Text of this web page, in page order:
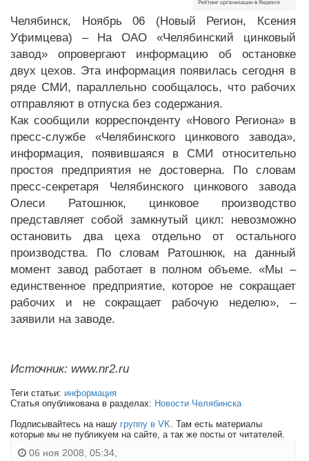
Челябинск, Ноябрь 06 (Новый Регион, Ксения
Уфимцева) – На ОАО «Челябинский цинковый
завод» опровергают информацию об остановке
двух цехов. Эта информация появилась сегодня в
ряде СМИ, параллельно сообщалось, что рабочих
отправляют в отпуска без содержания.
Как сообщили корреспонденту «Нового Региона» в
пресс-службе «Челябинского цинкового завода»,
информация, появившаяся в СМИ относительно
простоя предприятия не достоверна. По словам
пресс-секретаря Челябинского цинкового завода
Олеси Ратошнюк, цинковое производство
представляет собой замкнутый цикл: невозможно
остановить два цеха отдельно от остального
производства. По словам Ратошнюк, на данный
момент завод работает в полном объеме. «Мы –
единственное предприятие, которое не сокращает
рабочих и не сокращает рабочую неделю», –
заявили на заводе.
Источник: www.nr2.ru
Теги статьи: информация
Статья опубликована в разделах: Новости Челябинска
Подписывайтесь на нашу группу в VK. Там есть материалы
которые мы не публикуем на сайте, а так же посты от читателей.
06 ноя 2008, 05:34,